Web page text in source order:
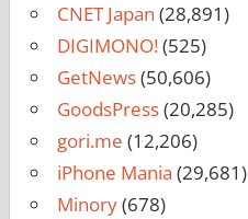
CNET Japan (28,891)
DIGIMONO!(525)
GetNews(50,606)
GoodsPress(20,285)
gori.me (12,206)
iPhone Mania (29,681)
Minory(678)